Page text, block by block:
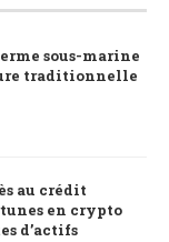
sous-marine
traditionnelle
au crédit
en crypto
d’actifs